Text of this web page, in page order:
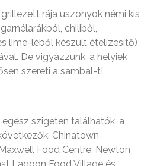
rája uszonyok némi kis
chiliből,
lime-léből készült ételízesítő)
De vigyázzunk, a helyiek
szereti a sambal-t!
szigeten találhatók, a
Chinatown
Food Centre, Newton
Lagoon Food Village és